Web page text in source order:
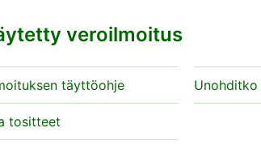
veroilmoitus
täyttöohje
tositteet